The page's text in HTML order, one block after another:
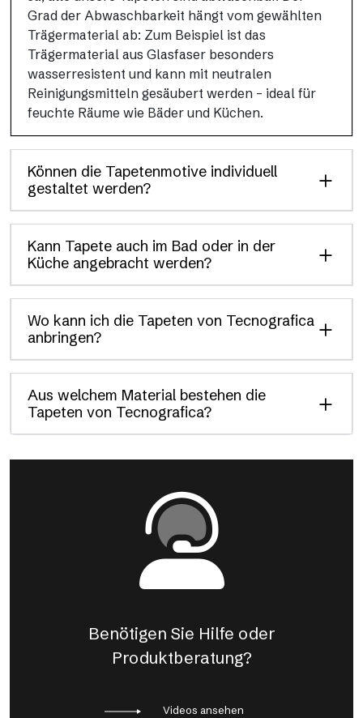
Grad der Abwaschbarkeit hängt vom gewählten
Trägermaterial ab: Zum Beispiel ist das
Trägermaterial aus Glasfaser besonders
wasserresistent und kann mit neutralen
Reinigungsmitteln gesäubert werden – ideal für
feuchte Räume wie Bäder und Küchen.
Können die Tapetenmotive individuell
gestaltet werden?
Kann Tapete auch im Bad oder in der
Küche angebracht werden?
Wo kann ich die Tapeten von Tecnografica
anbringen?
Aus welchem Material bestehen die
Tapeten von Tecnografica?
Benötigen Sie Hilfe oder
Produktberatung?
Videos ansehen